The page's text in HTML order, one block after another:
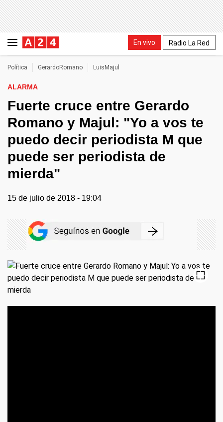
En vivo Radio La Red
Política GerardoRomano LuisMajul
ALARMA
Fuerte cruce entre Gerardo
Romano y Majul: "Yo a vos te
puedo decir periodista M que
puede ser periodista de
mierda"
15 de julio de 2018 - 19:04